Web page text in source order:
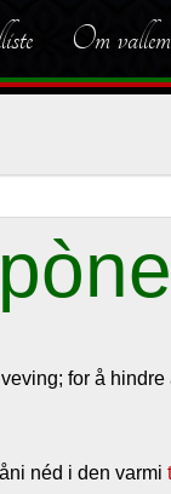
Om
for å hindre
néd i den varmi